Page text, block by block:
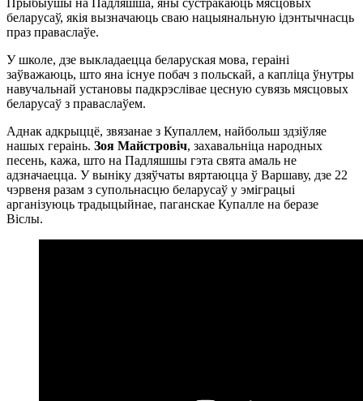
Прыбыўшы на Падляшша, яны сустракаюць мясцовых
беларусаў, якія вызначаюць сваю нацыянальную ідэнтычнасць
праз праваслаўе.
У школе, дзе выкладаецца беларуская мова, гераіні
заўважаюць, што яна існуе побач з польскай, а капліца ўнутры
навучальнай установы падкрэслівае цесную сувязь мясцовых
беларусаў з праваслаўем.
Аднак адкрыццё, звязанае з Купаллем, найбольш здзіўляе
нашых гераінь. Зоя Майстровіч, захавальніца народных
песень, кажа, што на Падляшшы гэта свята амаль не
адзначаецца. У выніку дзяўчаты вяртаюцца ў Варшаву, дзе 22
чэрвеня разам з супольнасцю беларусаў у эміграцыі
арганізуюць традыцыйнае, паганскае Купалле на беразе
Віслы.